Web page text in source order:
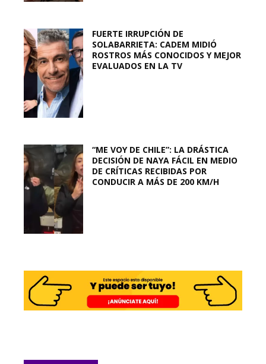
FUERTE IRRUPCIÓN DE
SOLABARRIETA: CADEM MIDIÓ
ROSTROS MÁS CONOCIDOS Y MEJOR
EVALUADOS EN LA TV
“ME VOY DE CHILE”: LA DRÁSTICA
DECISIÓN DE NAYA FÁCIL EN MEDIO
DE CRÍTICAS RECIBIDAS POR
CONDUCIR A MÁS DE 200 KM/H